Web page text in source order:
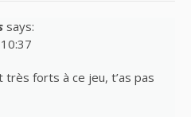
says:
très forts à ce jeu, t’as pas